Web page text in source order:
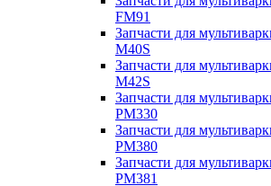
FM91
Запчасти для
M40S
Запчасти для
M42S
Запчасти для
PM330
Запчасти для
PM380
Запчасти для
PM381